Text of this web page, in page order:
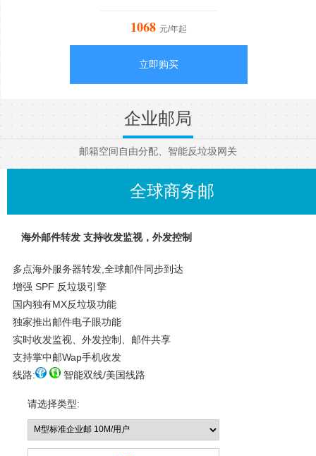
企业邮局
邮箱空间自由分配、智能反垃圾网关
全球商务邮
海外邮件转发 支持收发监视，外发控制
多点海外服务器转发,全球邮件同步到达
增强 SPF 反垃圾引擎
国内独有MX反垃圾功能
独家推出邮件电子眼功能
实时收发监视、外发控制、邮件共享
支持掌中邮Wap手机收发
线路:
智能双线/美国线路
请选择类型:
1068 元/年起
立即购买